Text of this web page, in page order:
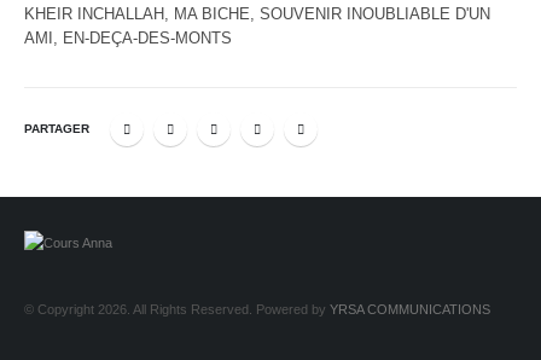
KHEIR INCHALLAH, MA BICHE, SOUVENIR INOUBLIABLE D'UN
AMI, EN-DEÇA-DES-MONTS
PARTAGER
© Copyright 2026. All Rights Reserved. Powered by YRSA COMMUNICATIONS